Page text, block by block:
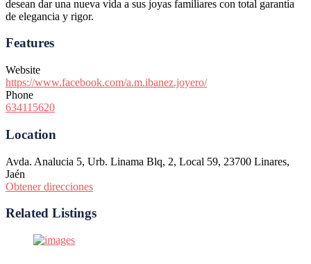
desean dar una nueva vida a sus joyas familiares con total garantía
de elegancia y rigor.
Features
Website
https://www.facebook.com/a.m.ibanez.joyero/
Phone
634115620
Location
Avda. Analucia 5, Urb. Linama Blq, 2, Local 59, 23700 Linares,
Jaén
Obtener direcciones
Related Listings